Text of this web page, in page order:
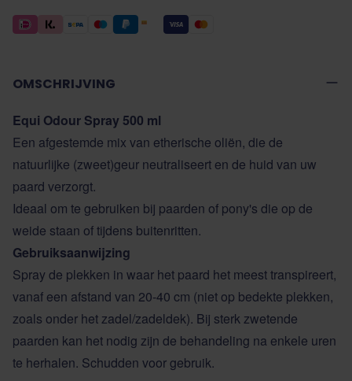
OMSCHRIJVING
Equi Odour Spray 500 ml
Een afgestemde mix van etherische oliën, die de
natuurlijke (zweet)geur neutraliseert en de huid van uw
paard verzorgt.
Ideaal om te gebruiken bij paarden of pony's die op de
weide staan of tijdens buitenritten.
Gebruiksaanwijzing
Spray de plekken in waar het paard het meest transpireert,
vanaf een afstand van 20-40 cm (niet op bedekte plekken,
zoals onder het zadel/zadeldek). Bij sterk zwetende
paarden kan het nodig zijn de behandeling na enkele uren
te herhalen. Schudden voor gebruik.